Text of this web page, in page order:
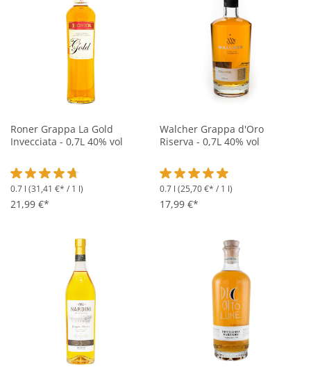
Roner Grappa La Gold
Invecciata - 0,7L 40% vol
Durchschnittliche Bewertung von 4.6 von 5 Sternen
0.7 l (31,41 €* / 1 l)
21,99 €*
Walcher Grappa d'Oro
Riserva - 0,7L 40% vol
Durchschnittliche Bewertung
0.7 l (25,70 €* / 1 l)
17,99 €*